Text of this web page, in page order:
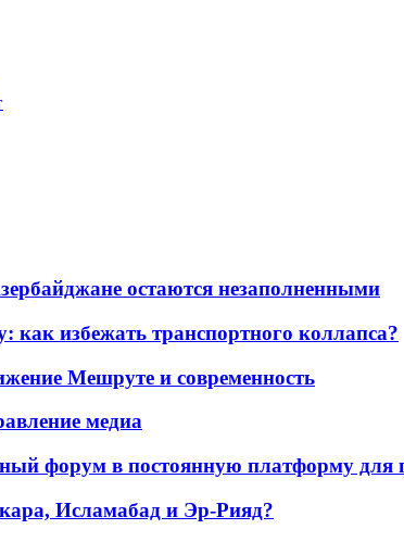
остаются незаполненными
как избежать транспортного коллапса?
Мешруте и современность
медиа
форум в постоянную платформу для
Исламабад и Эр-Рияд?